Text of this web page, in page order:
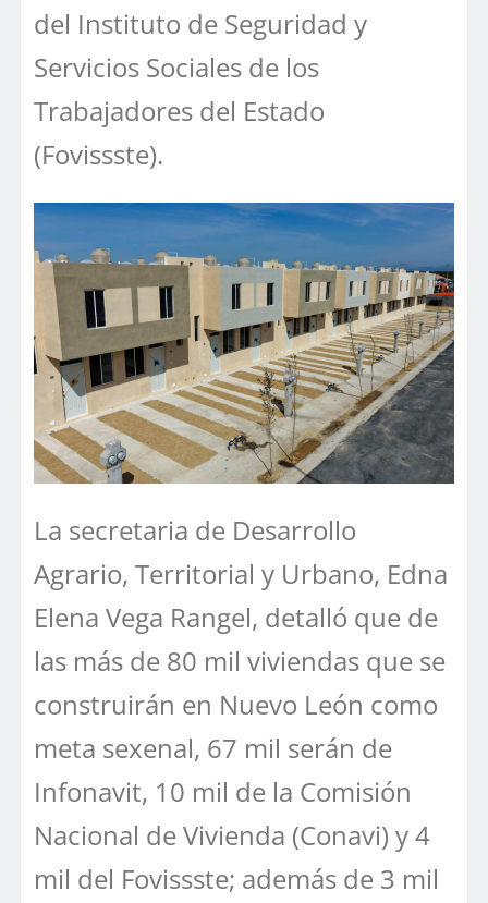
del Instituto de Seguridad y
Servicios Sociales de los
Trabajadores del Estado
(Fovissste).
La secretaria de Desarrollo
Agrario, Territorial y Urbano, Edna
Elena Vega Rangel, detalló que de
las más de 80 mil viviendas que se
construirán en Nuevo León como
meta sexenal, 67 mil serán de
Infonavit, 10 mil de la Comisión
Nacional de Vivienda (Conavi) y 4
mil del Fovissste; además de 3 mil